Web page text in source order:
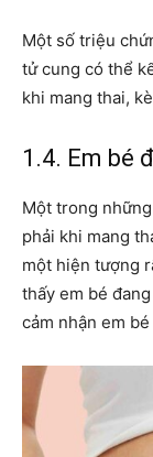
Một số triệu
tử cung có thể
khi mang thai,
1.4. Em bé
Một trong
phải khi mang
một hiện tượng
thấy em bé
cảm nhận em